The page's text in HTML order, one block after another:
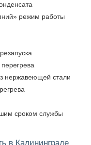
режим работы
нержавеющей стали
сроком службы
в Калининграде